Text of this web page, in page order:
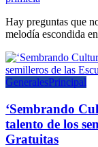
Hay preguntas que
melodía escondida
GeneralesPrincipal
‘Sembrando
talento de los
Gratuitas